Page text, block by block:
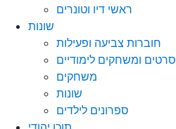
ראשי דיו וטונרים
שונות
חוברות צביעה ופעילות
סרטים ומשחקים לימודיים
משחקים
שונות
ספרונים לילדים